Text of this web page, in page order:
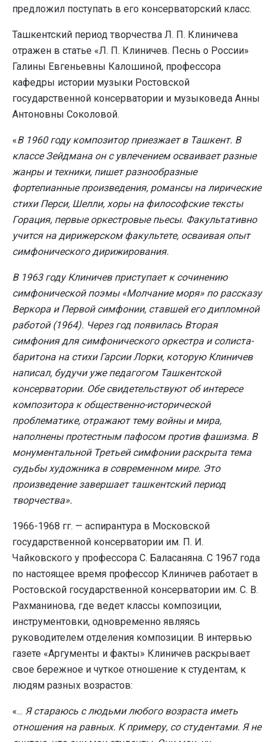
предложил поступать в его консерваторский класс.
Ташкентский период творчества Л. П. Клиничева
отражен в статье «Л. П. Клиничев. Песнь о России»
Галины Евгеньевны Калошиной, профессора
кафедры истории музыки Ростовской
государственной консерватории и музыковеда Анны
Антоновны Соколовой.
«В 1960 году композитор приезжает в Ташкент. В
классе Зейдмана он с увлечением осваивает разные
жанры и техники, пишет разнообразные
фортепианные произведения, романсы на лирические
стихи Перси, Шелли, хоры на философские тексты
Горация, первые оркестровые пьесы. Факультативно
учится на дирижерском факультете, осваивая опыт
симфонического дирижирования.
В 1963 году Клиничев приступает к сочинению
симфонической поэмы «Молчание моря» по рассказу
Веркора и Первой симфонии, ставшей его дипломной
работой (1964). Через год появилась Вторая
симфония для симфонического оркестра и солиста-
баритона на стихи Гарсии Лорки, которую Клиничев
написал, будучи уже педагогом Ташкентской
консерватории. Обе свидетельствуют об интересе
композитора к общественно-исторической
проблематике, отражают тему войны и мира,
наполнены протестным пафосом против фашизма. В
монументальной Третьей симфонии раскрыта тема
судьбы художника в современном мире. Это
произведение завершает ташкентский период
творчества».
1966-1968 гг. — аспирантура в Московской
государственной консерватории им. П. И.
Чайковского у профессора С. Баласаняна. С 1967 года
по настоящее время профессор Клиничев работает в
Ростовской государственной консерватории им. С. В.
Рахманинова, где ведет классы композиции,
инструментовки, одновременно являясь
руководителем отделения композиции. В интервью
газете «Аргументы и факты» Клиничев раскрывает
свое бережное и чуткое отношение к студентам, к
людям разных возрастов:
«... Я стараюсь с людьми любого возраста иметь
отношения на равных. К примеру, со студентами. Я не